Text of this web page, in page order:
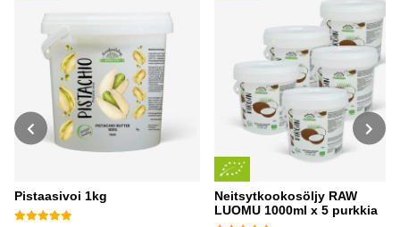
Pistaasivoi 1kg
Neitsytkookosöljy RAW
LUOMU 1000ml x 5 purkkia